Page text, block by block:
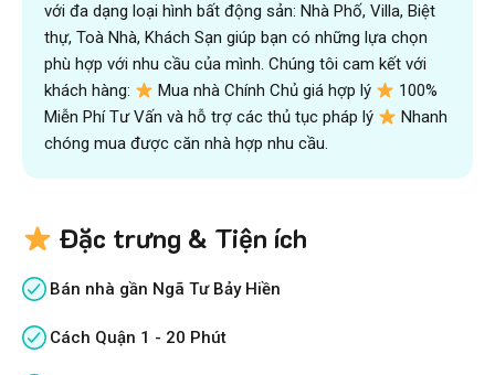
với đa dạng loại hình bất động sản: Nhà Phố, Villa, Biệt
thự, Toà Nhà, Khách Sạn giúp bạn có những lựa chọn
phù hợp với nhu cầu của mình. Chúng tôi cam kết với
khách hàng:
Mua nhà Chính Chủ giá hợp lý
100%
Miễn Phí Tư Vấn và hỗ trợ các thủ tục pháp lý
Nhanh
chóng mua được căn nhà hợp nhu cầu.
Đặc trưng & Tiện ích
Bán nhà gần Ngã Tư Bảy Hiền
Cách Quận 1 - 20 Phút